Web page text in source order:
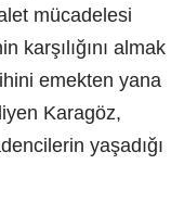
mücadelesi
karşılığını almak
emekten yana
Karagöz,
yaşadığı